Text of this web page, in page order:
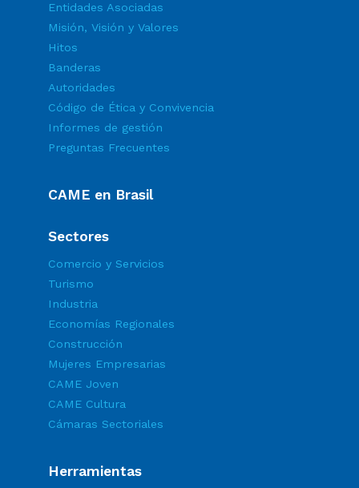
Entidades Asociadas
Misión, Visión y Valores
Hitos
Banderas
Autoridades
Código de Ética y Convivencia
Informes de gestión
Preguntas Frecuentes
CAME en Brasil
Sectores
Comercio y Servicios
Turismo
Industria
Economías Regionales
Construcción
Mujeres Empresarias
CAME Joven
CAME Cultura
Cámaras Sectoriales
Herramientas